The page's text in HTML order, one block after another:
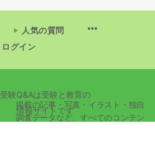
人気の質問
ログイン
受験Q&Aは受験と教育の
情報サイトです
掲載の記事・写真・イラスト・独自
調査データなど、すべてのコンテン